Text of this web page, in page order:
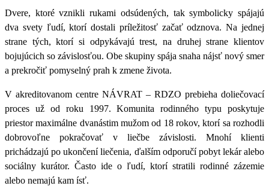
Dvere, ktoré vznikli rukami odsúdených, tak symbolicky spájajú
dva svety ľudí, ktorí dostali príležitosť začať odznova. Na jednej
strane tých, ktorí si odpykávajú trest, na druhej strane klientov
bojujúcich so závislosťou. Obe skupiny spája snaha nájsť nový smer
a prekročiť pomyselný prah k zmene života.
V akreditovanom centre NÁVRAT – RDZO prebieha doliečovací
proces už od roku 1997. Komunita rodinného typu poskytuje
priestor maximálne dvanástim mužom od 18 rokov, ktorí sa rozhodli
dobrovoľne pokračovať v liečbe závislosti. Mnohí klienti
prichádzajú po ukončení liečenia, ďalším odporučí pobyt lekár alebo
sociálny kurátor. Často ide o ľudí, ktorí stratili rodinné zázemie
alebo nemajú kam ísť.